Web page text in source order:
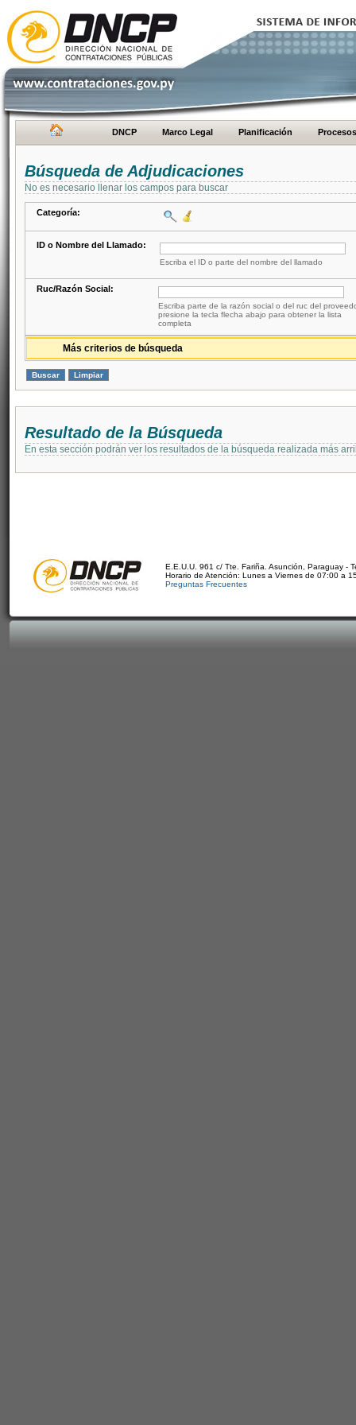
DNCP Marco Legal Planificación Procesos
Búsqueda de Adjudicaciones
No es necesario llenar los campos para buscar
Categoría:
ID o Nombre del Llamado:
Escriba el ID o parte del nombre del llamado
Ruc/Razón Social:
Escriba parte de la razón social o del ruc del
presione la tecla flecha abajo para obtener la lista
completa
Más criterios de búsqueda
Resultado de la Búsqueda
En esta sección podrán ver los resultados de la búsqueda realizada más
E.E.U.U. 961 c/ Tte. Fariña. Asunción, Paraguay -
Horario de Atención: Lunes a Viernes de 07:00 a
Preguntas Frecuentes